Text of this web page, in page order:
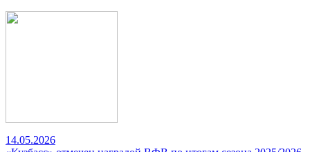
14.05.2026